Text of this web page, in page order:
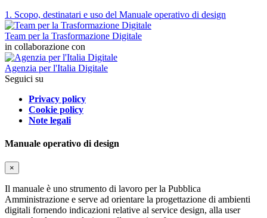
1. Scopo, destinatari e uso del Manuale operativo di design
Team per la Trasformazione Digitale
in collaborazione con
Agenzia per l'Italia Digitale
Seguici su
Privacy policy
Cookie policy
Note legali
Manuale operativo di design
×
Il manuale è uno strumento di lavoro per la Pubblica
Amministrazione e serve ad orientare la progettazione di ambienti
digitali fornendo indicazioni relative al service design, alla user